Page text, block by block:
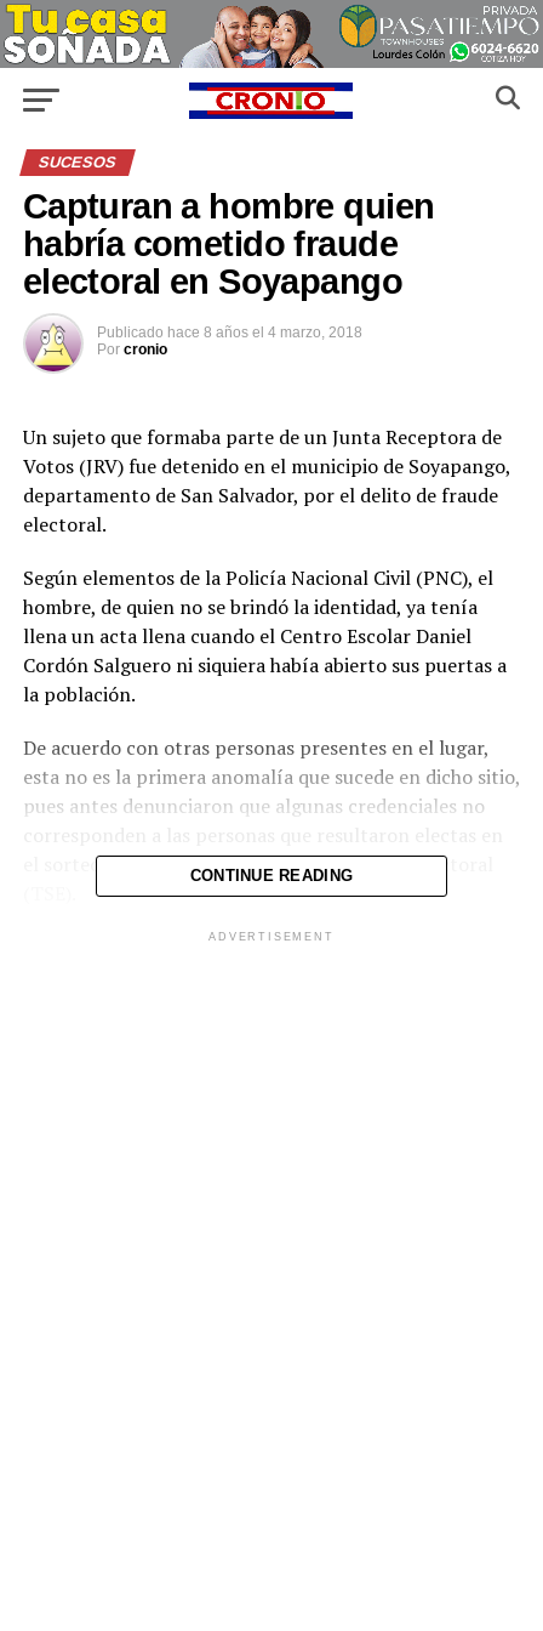
SUCESOS
Capturan a hombre quien
habría cometido fraude
electoral en Soyapango
Publicado hace 8 años el 4 marzo, 2018
Por cronio
Un sujeto que formaba parte de un Junta Receptora de
Votos (JRV) fue detenido en el municipio de Soyapango,
departamento de San Salvador, por el delito de fraude
electoral.
Según elementos de la Policía Nacional Civil (PNC), el
hombre, de quien no se brindó la identidad, ya tenía
llena un acta llena cuando el Centro Escolar Daniel
Cordón Salguero ni siquiera había abierto sus puertas a
la población.
De acuerdo con otras personas presentes en el lugar,
esta no es la primera anomalía que sucede en dicho sitio,
pues antes denunciaron que algunas credenciales no
el sorteo realizado por el Tribunal Supremo Electoral
CONTINUE READING
ADVERTISEMENT